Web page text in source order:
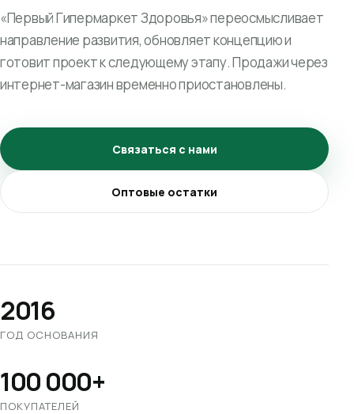
«Первый Гипермаркет Здоровья» переосмысливает
направление развития, обновляет концепцию и
готовит проект к следующему этапу. Продажи через
интернет-магазин временно приостановлены.
Связаться с нами
Оптовые остатки
2016
ГОД ОСНОВАНИЯ
100 000+
ПОКУПАТЕЛЕЙ